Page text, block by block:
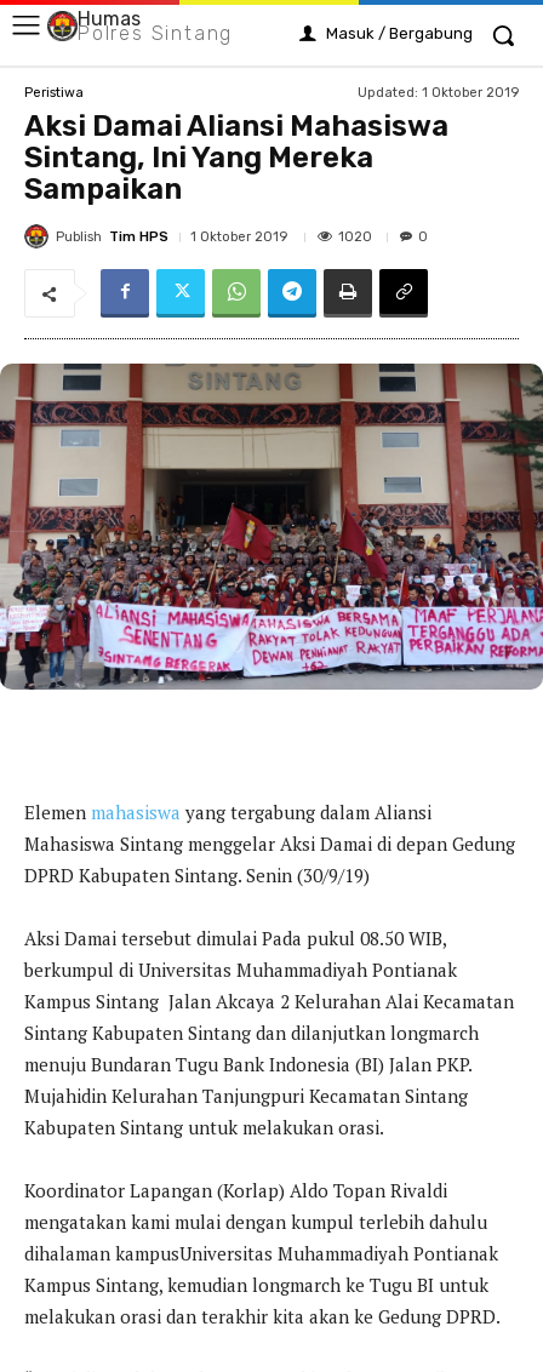
Humas
Polres Sintang Masuk / Bergabung
Peristiwa Updated: 1 Oktober 2019
Aksi Damai Aliansi Mahasiswa
Sintang, Ini Yang Mereka
Sampaikan
Publish Tim HPS 1 Oktober 2019 1020 0
Elemen mahasiswa yang tergabung dalam Aliansi
Mahasiswa Sintang menggelar Aksi Damai di depan Gedung
DPRD Kabupaten Sintang. Senin (30/9/19)
Aksi Damai tersebut dimulai Pada pukul 08.50 WIB,
berkumpul di Universitas Muhammadiyah Pontianak
Kampus Sintang Jalan Akcaya 2 Kelurahan Alai Kecamatan
Sintang Kabupaten Sintang dan dilanjutkan longmarch
menuju Bundaran Tugu Bank Indonesia (BI) Jalan PKP.
Mujahidin Kelurahan Tanjungpuri Kecamatan Sintang
Kabupaten Sintang untuk melakukan orasi.
Koordinator Lapangan (Korlap) Aldo Topan Rivaldi
mengatakan kami mulai dengan kumpul terlebih dahulu
dihalaman kampusUniversitas Muhammadiyah Pontianak
Kampus Sintang, kemudian longmarch ke Tugu BI untuk
melakukan orasi dan terakhir kita akan ke Gedung DPRD.